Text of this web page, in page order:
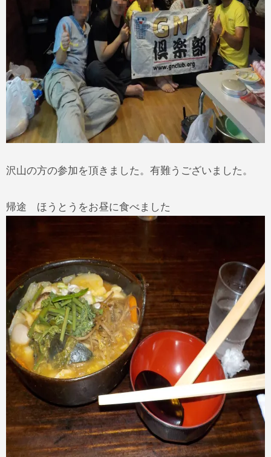
沢山の方の参加を頂きました。有難うございました。
帰途 ほうとうをお昼に食べました